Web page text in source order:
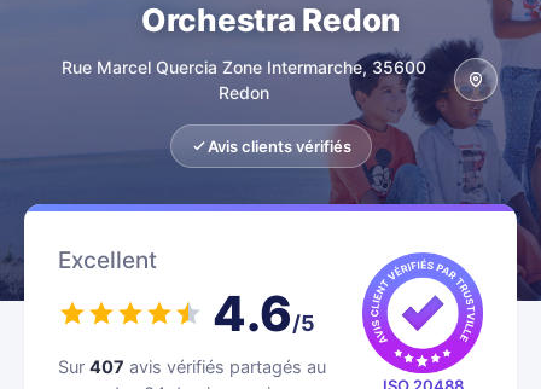
Orchestra Redon
Rue Marcel Quercia Zone Intermarche, 35600
Redon
Avis clients vérifiés
Excellent
4.6/5
Sur 407 avis vérifiés partagés au